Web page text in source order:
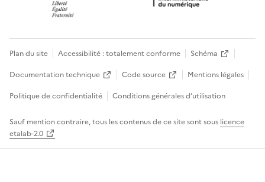
Plan du site Accessibilité : totalement conforme
Schéma
Documentation technique
Code source
Mentions légales
Politique de confidentialité
Conditions générales d’utilisation
Sauf mention contraire, tous les contenus de ce site sont sous licence
etalab-2.0